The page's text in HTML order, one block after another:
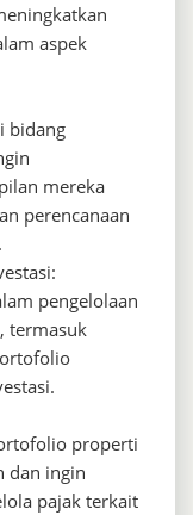
aspek
bidang
mereka
perencanaan
pengelolaan
termasuk
properti
dan ingin
pajak terkait